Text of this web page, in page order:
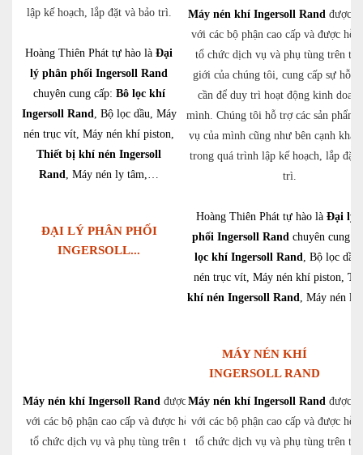
lập kế hoạch, lắp đặt và bảo trì.
Hoàng Thiên Phát tự hào là Đại
lý phân phối Ingersoll Rand
chuyên cung cấp: Bô lọc khí
Ingersoll Rand, Bộ lọc dầu, Máy
nén trục vít, Máy nén khí piston,
Thiết bị khí nén Ingersoll
Rand, Máy nén ly tâm,…
ĐẠI LÝ PHÂN PHỐI
INGERSOLL...
Máy nén khí Ingersoll Randđược
với các bộ phận cao cấp và được hỗ
tổ chức dịch vụ và phụ tùng trên
giới của chúng tôi, cung cấp sự hỗ
cần để duy trì hoạt động kinh
mình. Chúng tôi hỗ trợ các sản phẩm
vụ của mình cũng như bên cạnh
trong quá trình lập kế hoạch, lắp đặt
trì.
Hoàng Thiên Phát tự hào là Đại lý
phối Ingersoll Randchuyên cung
lọc khí Ingersoll Rand, Bộ lọc
nén trục vít, Máy nén khí piston,
khí nén Ingersoll Rand, Máy nén
MÁY NÉN KHÍ
INGERSOLL RAND
Máy nén khí Ingersoll Randđược sản xuất
với các bộ phận cao cấp và được hỗ trợ bởi
tổ chức dịch vụ và phụ tùng trên toàn thế
Máy nén khí Ingersoll Randđược
với các bộ phận cao cấp và được hỗ
tổ chức dịch vụ và phụ tùng trên